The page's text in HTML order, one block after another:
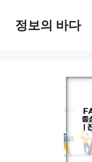
정보의 바다